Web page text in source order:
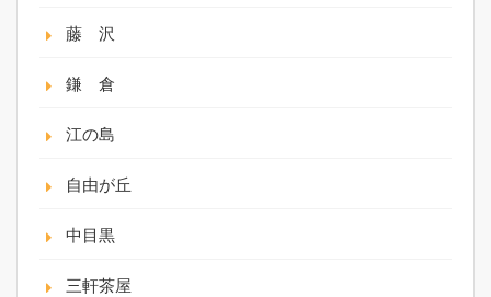
藤 沢
鎌 倉
江の島
自由が丘
中目黒
三軒茶屋